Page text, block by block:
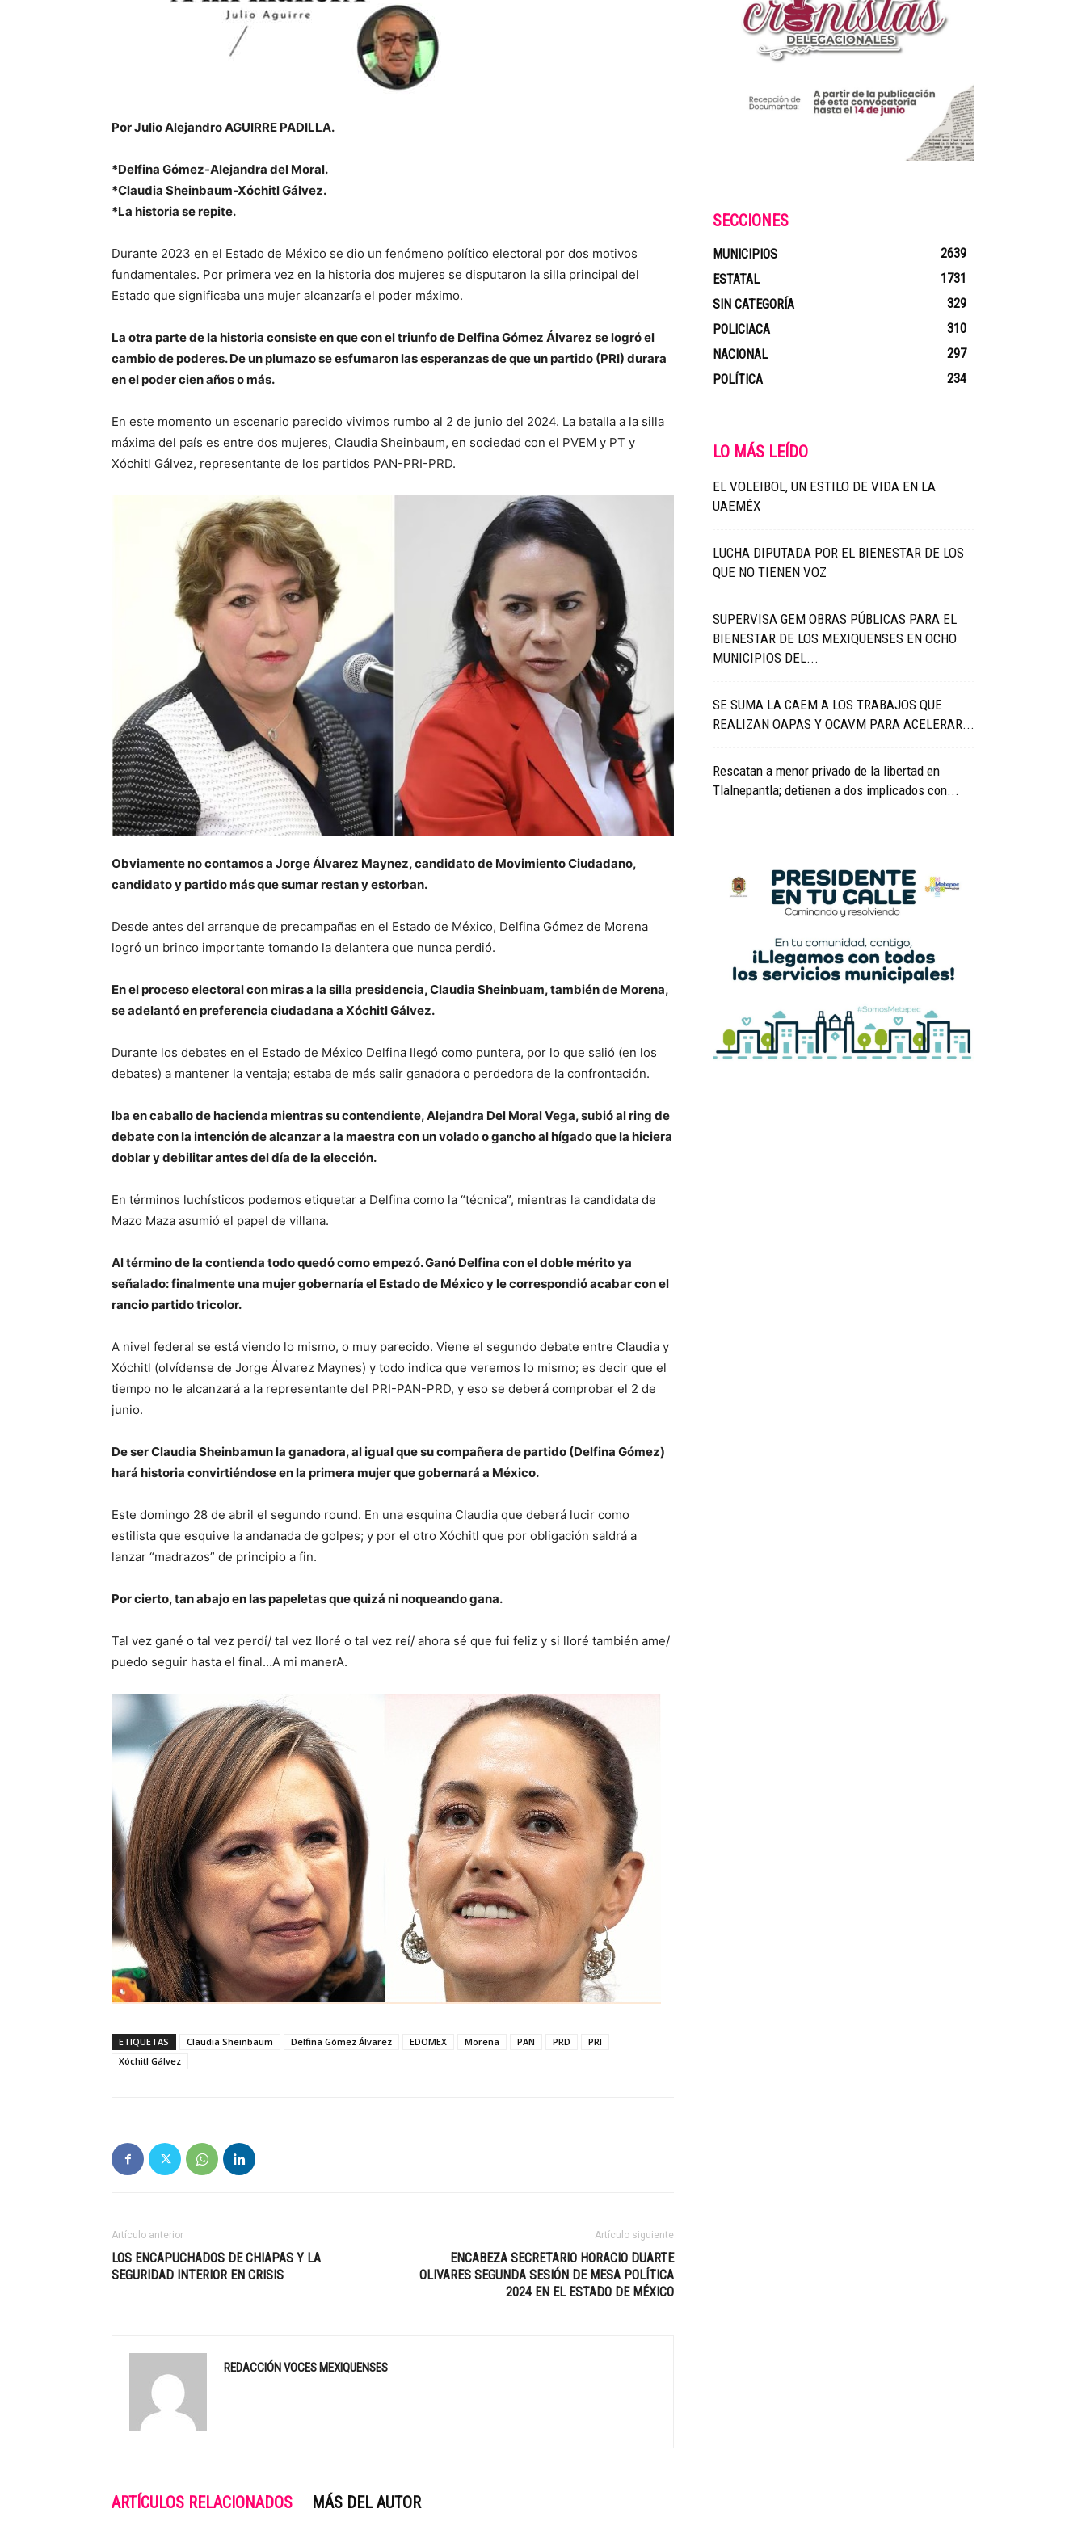
Por Julio Alejandro AGUIRRE PADILLA.
*Delfina Gómez-Alejandra del Moral.
*Claudia Sheinbaum-Xóchitl Gálvez.
*La historia se repite.
Durante 2023 en el Estado de México se dio un fenómeno político electoral por dos motivos
fundamentales. Por primera vez en la historia dos mujeres se disputaron la silla principal del
Estado que significaba una mujer alcanzaría el poder máximo.
La otra parte de la historia consiste en que con el triunfo de Delfina Gómez Álvarez se logró el
cambio de poderes. De un plumazo se esfumaron las esperanzas de que un partido (PRI) durara
en el poder cien años o más.
En este momento un escenario parecido vivimos rumbo al 2 de junio del 2024. La batalla a la silla
máxima del país es entre dos mujeres, Claudia Sheinbaum, en sociedad con el PVEM y PT y
Xóchitl Gálvez, representante de los partidos PAN-PRI-PRD.
Obviamente no contamos a Jorge Álvarez Maynez, candidato de Movimiento Ciudadano,
candidato y partido más que sumar restan y estorban.
Desde antes del arranque de precampañas en el Estado de México, Delfina Gómez de Morena
logró un brinco importante tomando la delantera que nunca perdió.
En el proceso electoral con miras a la silla presidencia, Claudia Sheinbuam, también de Morena,
se adelantó en preferencia ciudadana a Xóchitl Gálvez.
Durante los debates en el Estado de México Delfina llegó como puntera, por lo que salió (en los
debates) a mantener la ventaja; estaba de más salir ganadora o perdedora de la confrontación.
Iba en caballo de hacienda mientras su contendiente, Alejandra Del Moral Vega, subió al ring de
debate con la intención de alcanzar a la maestra con un volado o gancho al hígado que la hiciera
doblar y debilitar antes del día de la elección.
En términos luchísticos podemos etiquetar a Delfina como la “técnica”, mientras la candidata de
Mazo Maza asumió el papel de villana.
Al término de la contienda todo quedó como empezó. Ganó Delfina con el doble mérito ya
señalado: finalmente una mujer gobernaría el Estado de México y le correspondió acabar con el
rancio partido tricolor.
A nivel federal se está viendo lo mismo, o muy parecido. Viene el segundo debate entre Claudia y
Xóchitl (olvídense de Jorge Álvarez Maynes) y todo indica que veremos lo mismo; es decir que el
tiempo no le alcanzará a la representante del PRI-PAN-PRD, y eso se deberá comprobar el 2 de
junio.
De ser Claudia Sheinbamun la ganadora, al igual que su compañera de partido (Delfina Gómez)
hará historia convirtiéndose en la primera mujer que gobernará a México.
Este domingo 28 de abril el segundo round. En una esquina Claudia que deberá lucir como
estilista que esquive la andanada de golpes; y por el otro Xóchitl que por obligación saldrá a
lanzar “madrazos” de principio a fin.
Por cierto, tan abajo en las papeletas que quizá ni noqueando gana.
Tal vez gané o tal vez perdí/ tal vez lloré o tal vez reí/ ahora sé que fui feliz y si lloré también ame/
puedo seguir hasta el final…A mi manerA.
ETIQUETAS Claudia Sheinbaum Delfina Gómez Álvarez EDOMEX Morena PAN PRD
PRI
Xóchitl Gálvez
Artículo anterior
LOS ENCAPUCHADOS DE CHIAPAS Y LA
SEGURIDAD INTERIOR EN CRISIS
Artículo siguiente
ENCABEZA SECRETARIO HORACIO DUARTE
OLIVARES SEGUNDA SESIÓN DE MESA POLÍTICA
2024 EN EL ESTADO DE MÉXICO
REDACCIÓN VOCES MEXIQUENSES
ARTÍCULOS RELACIONADOS MÁS DEL AUTOR
SECCIONES
MUNICIPIOS
2639
ESTATAL
1731
SIN CATEGORÍA
329
POLICIACA
310
NACIONAL
297
POLÍTICA
234
LO MÁS LEÍDO
EL VOLEIBOL, UN ESTILO DE VIDA EN LA
UAEMÉX
LUCHA DIPUTADA POR EL BIENESTAR DE LOS
QUE NO TIENEN VOZ
SUPERVISA GEM OBRAS PÚBLICAS PARA EL
BIENESTAR DE LOS MEXIQUENSES EN OCHO
MUNICIPIOS DEL...
SE SUMA LA CAEM A LOS TRABAJOS QUE
REALIZAN OAPAS Y OCAVM PARA ACELERAR...
Rescatan a menor privado de la libertad en
Tlalnepantla; detienen a dos implicados con...